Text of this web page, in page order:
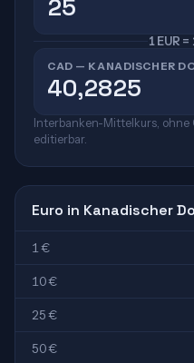
1 EUR
CAD — KANADISCHER
Interbanken-Mittelkurs, ohne
editierbar.
Euro in Kanadischer
1 €
10 €
25 €
50 €